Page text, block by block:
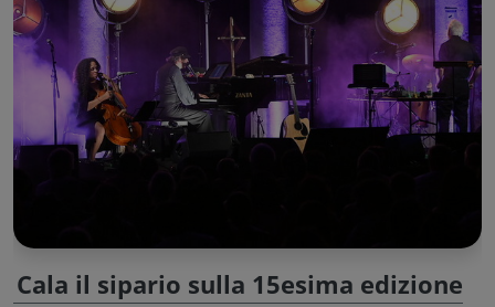
Cala il sipario sulla 15esima edizione